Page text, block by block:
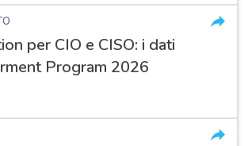
per CIO e CISO: i dati
Program 2026